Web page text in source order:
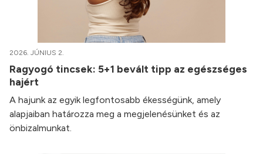
2026. JÚNIUS 2.
Ragyogó tincsek: 5+1 bevált tipp az egészséges
hajért
A hajunk az egyik legfontosabb ékességünk, amely
alapjaiban határozza meg a megjelenésünket és az
önbizalmunkat.